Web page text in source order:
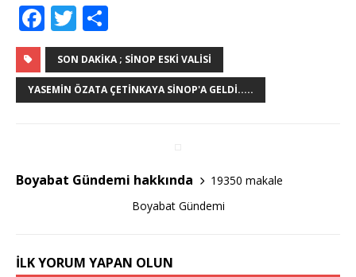
F
a
c
e
o
k
T
w
it
te
h
ar
e
SON DAKIKA ; SINOP ESKI VALISI
YASEMIN ÖZATA ÇETINKAYA SINOP'A GELDI.....
Boyabat Gündemi hakkında
19350 makale
Boyabat Gündemi
İLK YORUM YAPAN OLUN